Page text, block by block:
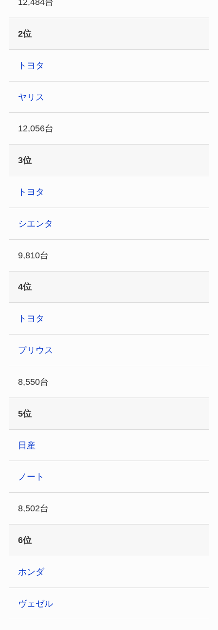
12,484台
2位
トヨタ
ヤリス
12,056台
3位
トヨタ
シエンタ
9,810台
4位
トヨタ
プリウス
8,550台
5位
日産
ノート
8,502台
6位
ホンダ
ヴェゼル